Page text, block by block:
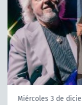
TVN PLAY
PROGRAMAS
TELESERIES
Miércoles 3 de